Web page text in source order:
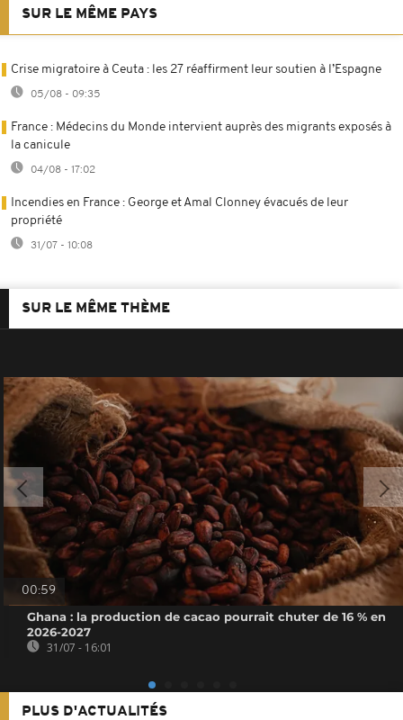
SUR LE MÊME PAYS
Crise migratoire à Ceuta : les 27 réaffirment leur soutien à l’Espagne
05/08 - 09:35
France : Médecins du Monde intervient auprès des migrants exposés à
la canicule
04/08 - 17:02
Incendies en France : George et Amal Clonney évacués de leur
propriété
31/07 - 10:08
SUR LE MÊME THÈME
00:59
Ghana : la production de cacao pourrait chuter de 16 % en
2026-2027
31/07 - 16:01
PLUS D'ACTUALITÉS